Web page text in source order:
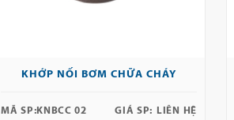
KHỚP NỐI BƠM CHỮA CHÁY
MÃ SP:KNBCC 02 GIÁ SP: LIÊN HỆ